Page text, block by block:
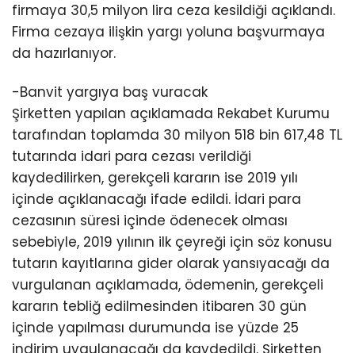
firmaya 30,5 milyon lira ceza kesildiği açıklandı.
Firma cezaya ilişkin yargı yoluna başvurmaya
da hazırlanıyor.
-Banvit yargıya baş vuracak
Şirketten yapılan açıklamada Rekabet Kurumu
tarafından toplamda 30 milyon 518 bin 617,48 TL
tutarında idari para cezası verildiği
kaydedilirken, gerekçeli kararın ise 2019 yılı
içinde açıklanacağı ifade edildi. İdari para
cezasının süresi içinde ödenecek olması
sebebiyle, 2019 yılının ilk çeyreği için söz konusu
tutarın kayıtlarına gider olarak yansıyacağı da
vurgulanan açıklamada, ödemenin, gerekçeli
kararın tebliğ edilmesinden itibaren 30 gün
içinde yapılması durumunda ise yüzde 25
indirim uygulanacağı da kaydedildi. Şirketten